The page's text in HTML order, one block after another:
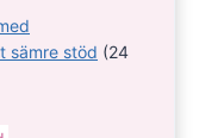
sämre stöd (24